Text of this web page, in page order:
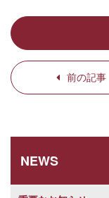
前の記事
NEWS